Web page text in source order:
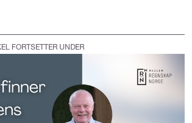
FORTSETTER UNDER